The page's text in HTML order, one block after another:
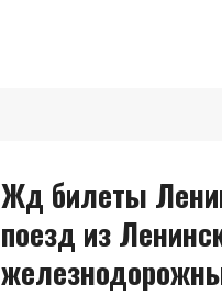
Жд билеты
поезд из